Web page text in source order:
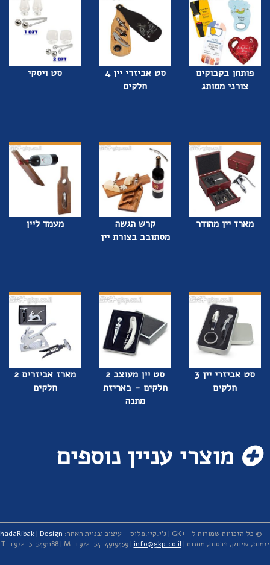
פותחן בקבוקים
צורני ממותג
סט אביזרי יין 4
חלקים
סט ויסקי
מארז יין מהודר
קרש הגשה
מסתובב בצורת יין
מעמד ליין
סט אביזרי יין 3
חלקים
סט יין מעוצב 2
חלקים - באריזת
מתנה
מארז אביזרים 2
חלקים
מוצרי עניין נוספים
עיצוב ובניית האתר: hadaRibak | Design
© כל הזכויות שמורות ל- +GK | ג'י.קיי.פלוס
יזמות, שיווק, פרסום, מתנות | T. +972-3-5491188 | M. +972-54-4919459 | info@gkp.co.il